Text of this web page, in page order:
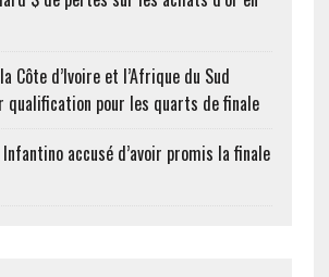
Côte d’Ivoire et l’Afrique du Sud
qualification pour les quarts de finale
accusé d’avoir promis la finale